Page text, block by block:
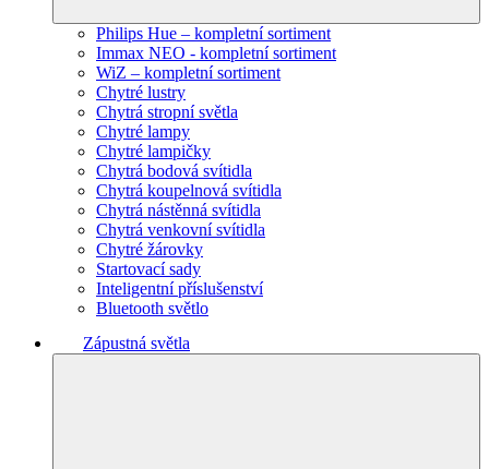
Philips Hue – kompletní sortiment
Immax NEO - kompletní sortiment
WiZ – kompletní sortiment
Chytré lustry
Chytrá stropní světla
Chytré lampy
Chytré lampičky
Chytrá bodová svítidla
Chytrá koupelnová svítidla
Chytrá nástěnná svítidla
Chytrá venkovní svítidla
Chytré žárovky
Startovací sady
Inteligentní příslušenství
Bluetooth světlo
Zápustná světla